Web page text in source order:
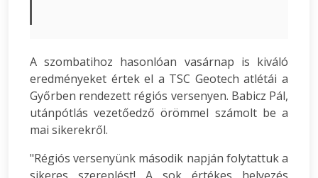
A szombatihoz hasonlóan vasárnap is kiváló
eredményeket értek el a TSC Geotech atlétái a
Győrben rendezett régiós versenyen. Babicz Pál,
utánpótlás vezetőedző örömmel számolt be a
mai sikerekről.
"Régiós versenyünk második napján folytattuk a